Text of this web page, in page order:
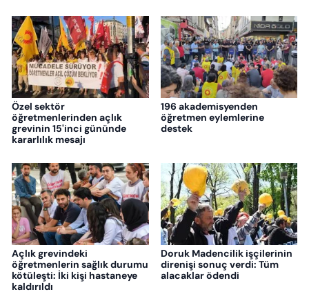
Özel sektör
öğretmenlerinden açlık
grevinin 15'inci gününde
kararlılık mesajı
196 akademisyenden
öğretmen eylemlerine
destek
Açlık grevindeki
öğretmenlerin sağlık durumu
kötüleşti: İki kişi hastaneye
kaldırıldı
Doruk Madencilik işçilerinin
direnişi sonuç verdi: Tüm
alacaklar ödendi